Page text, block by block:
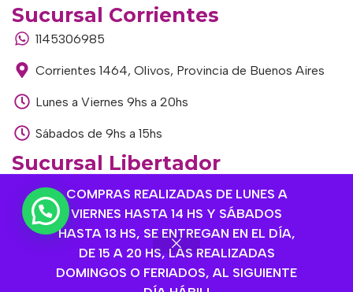
COMPRAS REALIZADAS DE LUNES A
VIERNES HASTA 14 HS Y SÁBADOS
HASTA 13 HS, SE ENTREGAN EN EL DÍA,
DE 15 A 20 HS, LAS REALIZADAS
DOMINGOS O FERIADOS, AL SIGUIENTE
Sucursal Corrientes
1145306985
Corrientes 1464, Olivos, Provincia de Buenos Aires
Lunes a Viernes 9hs a 20hs
Sábados de 9hs a 15hs
Sucursal Libertador
1168893524
Av. del Libertador 1915, Vte. López, Provincia de
Buenos Aires
Lunes a Viernes de 9hs a 13hs / 16hs a 20hs